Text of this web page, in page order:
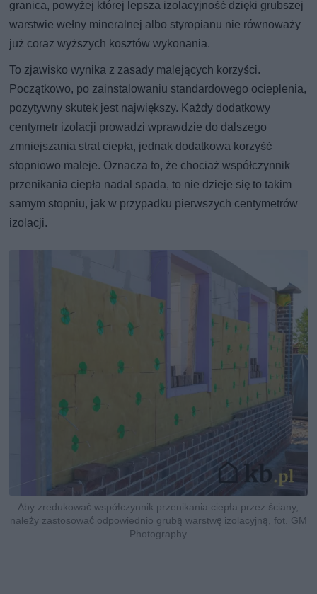
granica, powyżej której lepsza izolacyjność dzięki grubszej
warstwie wełny mineralnej albo styropianu nie równoważy
już coraz wyższych kosztów wykonania.
To zjawisko wynika z zasady malejących korzyści.
Początkowo, po zainstalowaniu standardowego ocieplenia,
pozytywny skutek jest największy. Każdy dodatkowy
centymetr izolacji prowadzi wprawdzie do dalszego
zmniejszania strat ciepła, jednak dodatkowa korzyść
stopniowo maleje. Oznacza to, że chociaż współczynnik
przenikania ciepła nadal spada, to nie dzieje się to takim
samym stopniu, jak w przypadku pierwszych centymetrów
izolacji.
Aby zredukować współczynnik przenikania ciepła przez ściany,
należy zastosować odpowiednio grubą warstwę izolacyjną, fot. GM
Photography